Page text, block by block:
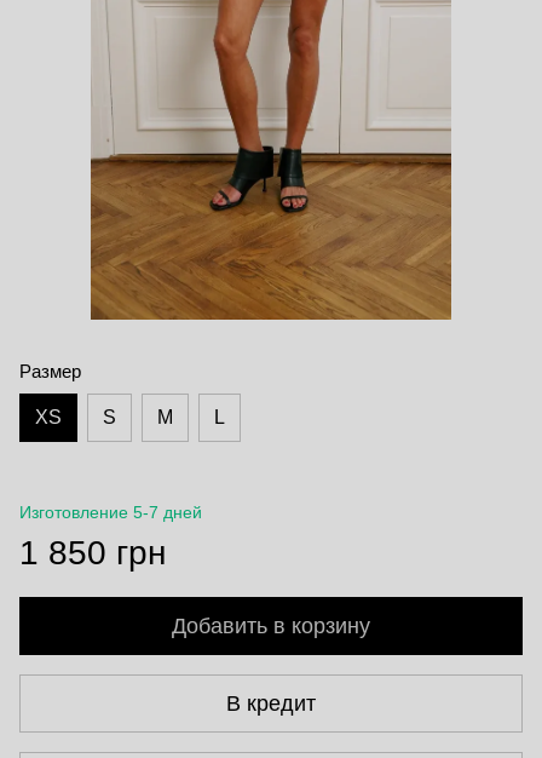
Размер
XS S M L
Изготовление 5-7 дней
1 850 грн
Добавить в корзину
В кредит